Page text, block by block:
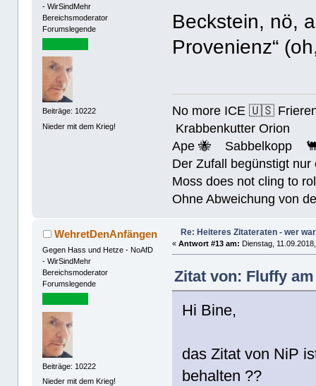
- WirSindMehr
Bereichsmoderator
Forumslegende
Beiträge: 10222
Nieder mit dem Krieg!
Beckstein, nö,
Provenienz“
No more ICE 🇺🇸
Krabbenkutter Orion
Ape 🐝 Sabbelkopp
Der Zufall begünstigt
Moss does not cling to
Ohne Abweichung von
WehretDenAnfängen
Gegen Hass und Hetze - NoAfD
- WirSindMehr
Bereichsmoderator
Forumslegende
Beiträge: 10222
Nieder mit dem Krieg!
Re: Heiteres Zitateraten - wer
«Antwort #13 am: Dienstag,
Zitat von: Fluffy am
Hi Bine,
das Zitat von NiP
behalten ??